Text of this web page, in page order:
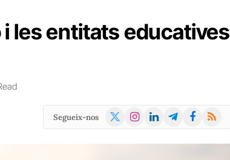
les entitats educatives
Segueix-nos
X
Instagram
LinkedInTelegramFacebook
RSS